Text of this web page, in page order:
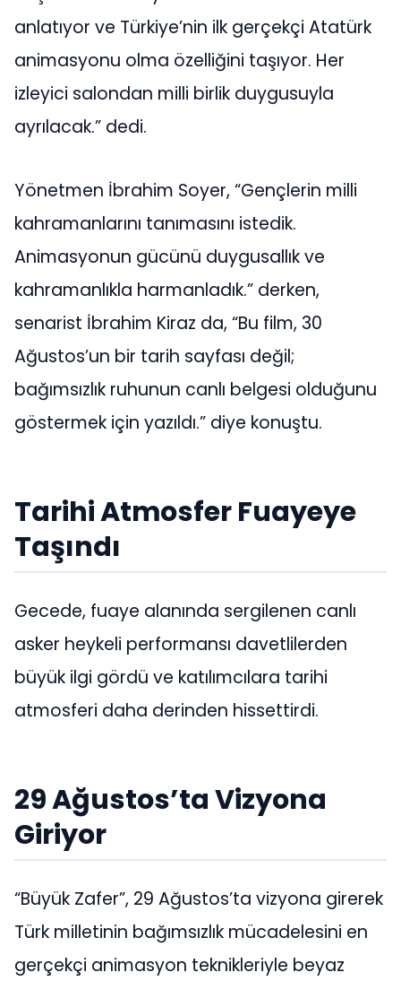
anlatıyor ve Türkiye’nin ilk gerçekçi Atatürk
animasyonu olma özelliğini taşıyor. Her
izleyici salondan milli birlik duygusuyla
ayrılacak.” dedi.
Yönetmen İbrahim Soyer, “Gençlerin milli
kahramanlarını tanımasını istedik.
Animasyonun gücünü duygusallık ve
kahramanlıkla harmanladık.” derken,
senarist İbrahim Kiraz da, “Bu film, 30
Ağustos’un bir tarih sayfası değil;
bağımsızlık ruhunun canlı belgesi olduğunu
göstermek için yazıldı.” diye konuştu.
Tarihi Atmosfer Fuayeye
Taşındı
Gecede, fuaye alanında sergilenen canlı
asker heykeli performansı davetlilerden
büyük ilgi gördü ve katılımcılara tarihi
atmosferi daha derinden hissettirdi.
29 Ağustos’ta Vizyona
Giriyor
“Büyük Zafer”, 29 Ağustos’ta vizyona girerek
Türk milletinin bağımsızlık mücadelesini en
gerçekçi animasyon teknikleriyle beyaz